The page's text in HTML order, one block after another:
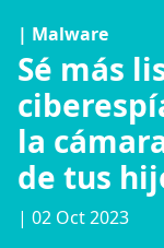
| Malware
Sé más
la
de tus
| 02 Oct 2023